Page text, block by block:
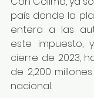
país donde la
entera a las
este impuesto,
cierre de 2023,
de 2,200
nacional.